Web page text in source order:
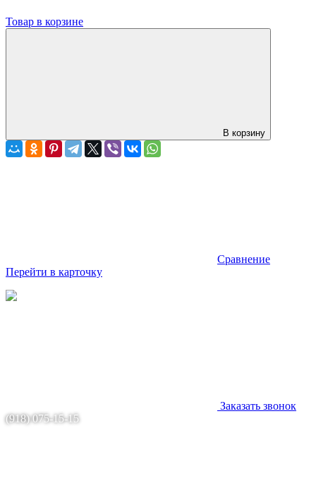
Товар в корзине
В корзину
Сравнение
Перейти в карточку
Заказать звонок
(918) 075-15-15